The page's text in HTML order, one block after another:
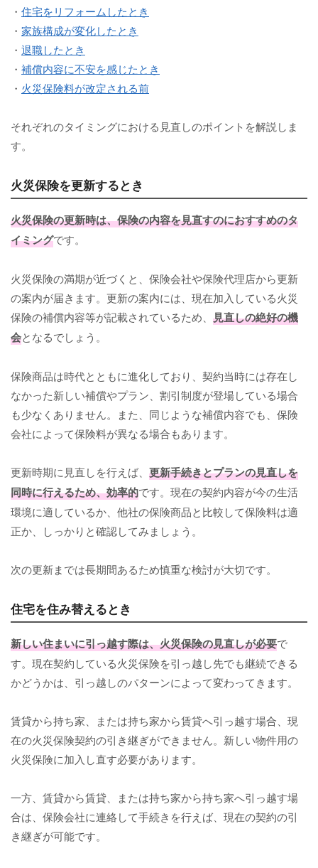
・ 住宅をリフォームしたとき
・ 家族構成が変化したとき
・ 退職したとき
・ 補償内容に不安を感じたとき
・ 火災保険料が改定される前
それぞれのタイミングにおける見直しのポイントを解説しま
す。
火災保険を更新するとき
火災保険の更新時は、保険の内容を見直すのにおすすめのタ
イミングです。
火災保険の満期が近づくと、保険会社や保険代理店から更新
の案内が届きます。更新の案内には、現在加入している火災
保険の補償内容等が記載されているため、 見直しの絶好の機
会となるでしょう。
保険商品は時代とともに進化しており、契約当時には存在し
なかった新しい補償やプラン、割引制度が登場している場合
も少なくありません。また、同じような補償内容でも、保険
会社によって保険料が異なる場合もあります。
更新時期に見直しを行えば、 更新手続きとプランの見直しを
同時に行えるため、効率的です。現在の契約内容が今の生活
環境に適しているか、他社の保険商品と比較して保険料は適
正か、しっかりと確認してみましょう。
次の更新までは長期間あるため慎重な検討が大切です。
住宅を住み替えるとき
新しい住まいに引っ越す際は、火災保険の見直しが必要で
す。現在契約している火災保険を引っ越し先でも継続できる
かどうかは、引っ越しのパターンによって変わってきます。
賃貸から持ち家、または持ち家から賃貸へ引っ越す場合、現
在の火災保険契約の引き継ぎができません。新しい物件用の
火災保険に加入し直す必要があります。
一方、賃貸から賃貸、または持ち家から持ち家へ引っ越す場
合は、保険会社に連絡して手続きを行えば、現在の契約の引
き継ぎが可能です。